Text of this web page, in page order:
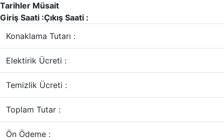
Tarihler Müsait
Giriş Saati :Çıkış Saati :
Konaklama Tutarı :
Elektirik Ücreti :
Temizlik Ücreti :
Toplam Tutar :
Ön Ödeme :